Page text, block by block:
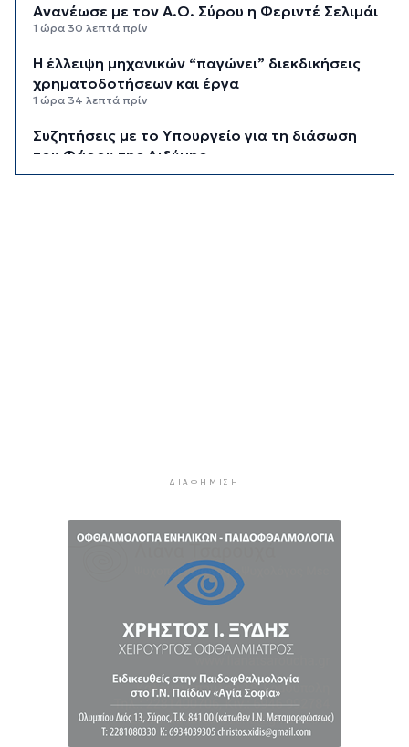
Ανανέωσε με τον Α.Ο. Σύρου η Φεριντέ Σελιμάι
1 ώρα 30 λεπτά πρίν
Η έλλειψη μηχανικών “παγώνει” διεκδικήσεις
χρηματοδοτήσεων και έργα
1 ώρα 34 λεπτά πρίν
Συζητήσεις με το Υπουργείο για τη διάσωση
του Φάρου της Διδύμης
1 ώρα 39 λεπτά πρίν
ΔΙΑΦΉΜΙΣΗ